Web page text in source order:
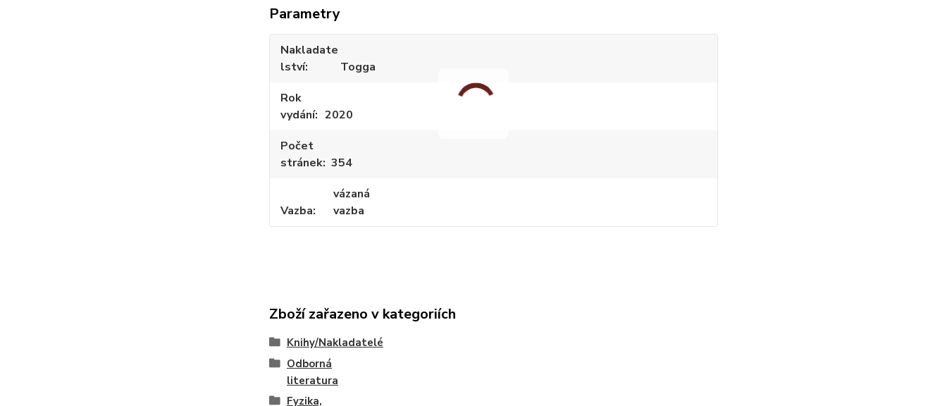
Parametry
Nakladate
lství
Togga
Rok
vydání
2020
Počet
stránek 354
Vazba
vázaná
vazba
Zboží zařazeno v kategoriích
Knihy/Nakladatelé
Odborná
literatura
Fyzika,